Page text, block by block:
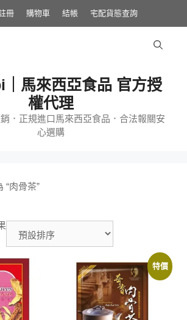
冊 購物車 結帳 宅配貨態查詢
馬來西亞食品 官方授
權代理
．正規進口馬來西亞食品．合法報關安
心選購
“肉骨茶”
特價